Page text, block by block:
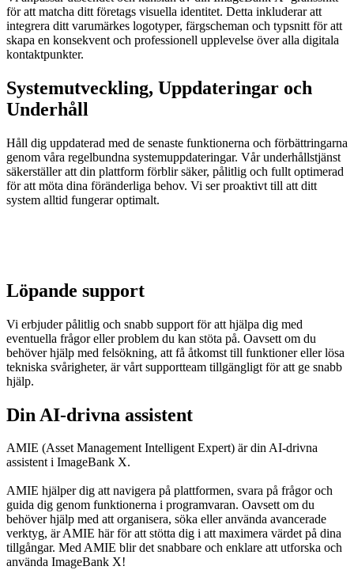
för att matcha ditt företags visuella identitet. Detta inkluderar att
integrera ditt varumärkes logotyper, färgscheman och typsnitt för att
skapa en konsekvent och professionell upplevelse över alla digitala
kontaktpunkter.
Systemutveckling, Uppdateringar och
Underhåll
Håll dig uppdaterad med de senaste funktionerna och förbättringarna
genom våra regelbundna systemuppdateringar. Vår underhållstjänst
säkerställer att din plattform förblir säker, pålitlig och fullt optimerad
för att möta dina föränderliga behov. Vi ser proaktivt till att ditt
system alltid fungerar optimalt.
Löpande support
Vi erbjuder pålitlig och snabb support för att hjälpa dig med
eventuella frågor eller problem du kan stöta på. Oavsett om du
behöver hjälp med felsökning, att få åtkomst till funktioner eller lösa
tekniska svårigheter, är vårt supportteam tillgängligt för att ge snabb
hjälp.
Din AI-drivna assistent
AMIE (Asset Management Intelligent Expert) är din AI-drivna
assistent i ImageBank X.
AMIE hjälper dig att navigera på plattformen, svara på frågor och
guida dig genom funktionerna i programvaran. Oavsett om du
behöver hjälp med att organisera, söka eller använda avancerade
verktyg, är AMIE här för att stötta dig i att maximera värdet på dina
tillgångar. Med AMIE blir det snabbare och enklare att utforska och
använda ImageBank X!